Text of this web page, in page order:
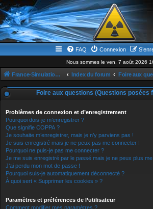
FAQ Connexion
Nous sommes le ven. 7 août 2026
France-Simulation / Simulation-france-magazine.com Index du forum
Foire aux questions (Questions posées
Problèmes de connexion et d’enregistrement
Pourquoi dois-je m’enregistrer ?
Que signifie COPPA ?
Je souhaite m’enregistrer, mais je n’y parviens pas !
Je suis enregistré mais je ne peux pas me connecter !
Pourquoi ne puis-je pas me connecter ?
Je me suis enregistré par le passé mais je ne peux plus
J’ai perdu mon mot de passe !
Pourquoi suis-je automatiquement déconnecté ?
À quoi sert « Supprimer les cookies » ?
Paramètres et préférences de l’utilisateur
Comment modifier mes paramètres ?